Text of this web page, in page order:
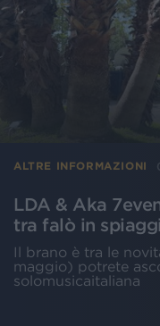
ALTRE INFORMAZIONI
LDA & Aka
tra falò in
Il brano è tra le
maggio) potrete
solomusicaitaliana